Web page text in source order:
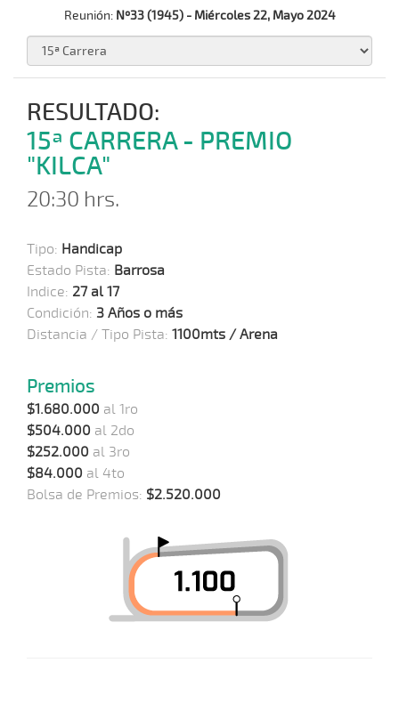
Reunión: Nº33 (1945) - Miércoles 22, Mayo 2024
RESULTADO:
15ª CARRERA - PREMIO
"KILCA"
20:30 hrs.
Tipo: Handicap
Estado Pista: Barrosa
Indice: 27 al 17
Condición: 3 Años o más
Distancia / Tipo Pista: 1100mts / Arena
Premios
$1.680.000 al 1ro
$504.000 al 2do
$252.000 al 3ro
$84.000 al 4to
Bolsa de Premios: $2.520.000